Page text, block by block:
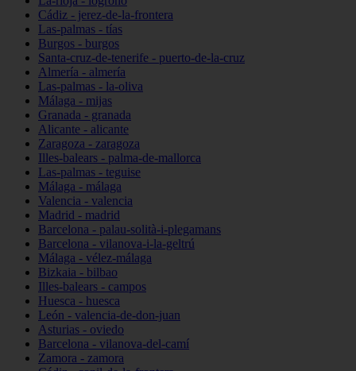
Cádiz - jerez-de-la-frontera
Las-palmas - tías
Burgos - burgos
Santa-cruz-de-tenerife - puerto-de-la-cruz
Almería - almería
Las-palmas - la-oliva
Málaga - mijas
Granada - granada
Alicante - alicante
Zaragoza - zaragoza
Illes-balears - palma-de-mallorca
Las-palmas - teguise
Málaga - málaga
Valencia - valencia
Madrid - madrid
Barcelona - palau-solità-i-plegamans
Barcelona - vilanova-i-la-geltrú
Málaga - vélez-málaga
Bizkaia - bilbao
Illes-balears - campos
Huesca - huesca
León - valencia-de-don-juan
Asturias - oviedo
Barcelona - vilanova-del-camí
Zamora - zamora